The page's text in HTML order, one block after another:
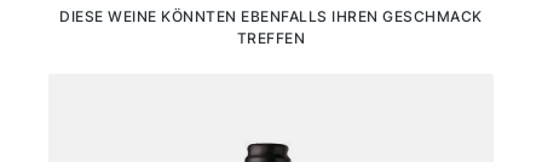
Produktgalerie überspringen
DIESE WEINE KÖNNTEN EBENFALLS IHREN GESCHMACK
TREFFEN